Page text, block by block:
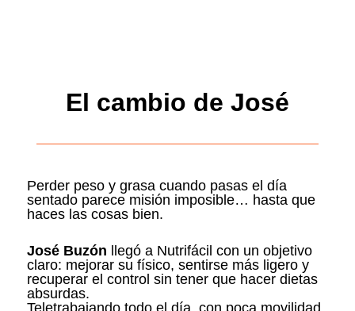
El cambio de José
Perder peso y grasa cuando pasas el día
sentado parece misión imposible… hasta que
haces las cosas bien.
José Buzón llegó a Nutrifácil con un objetivo
claro: mejorar su físico, sentirse más ligero y
recuperar el control sin tener que hacer dietas
absurdas.
Teletrabajando todo el día, con poca movilidad